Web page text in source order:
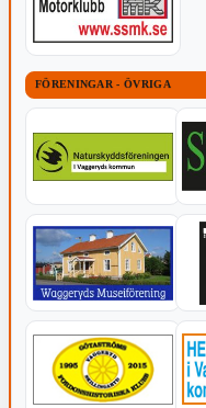
FÖRENINGAR - ÖVRIGA